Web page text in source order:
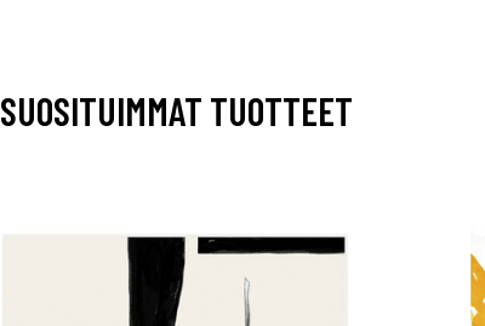
SUOSITUIMMAT TUOTTEET